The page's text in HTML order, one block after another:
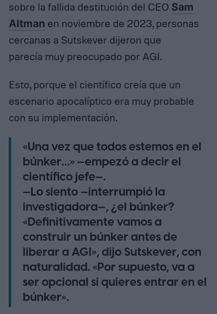
sobre la fallida destitución del CEO Sam
Altman en noviembre de 2023, personas
cercanas a Sutskever dijeron que
parecía muy preocupado por AGI.
Esto, porque el científico creía que un
escenario apocalíptico era muy probable
con su implementación.
«Una vez que todos estemos en el
búnker…» —empezó a decir el
científico jefe—.
—Lo siento —interrumpió la
investigadora—, ¿el búnker?
«Definitivamente vamos a
construir un búnker antes de
liberar a AGI», dijo Sutskever, con
naturalidad. «Por supuesto, va a
ser opcional si quieres entrar en el
búnker».